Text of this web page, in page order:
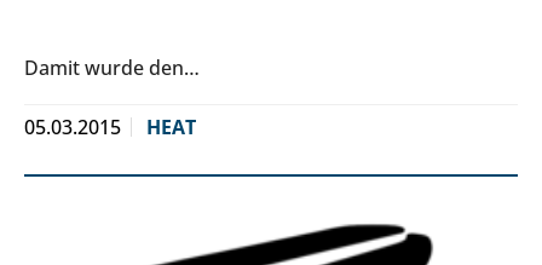
Damit wurde den…
05.03.2015 HEAT